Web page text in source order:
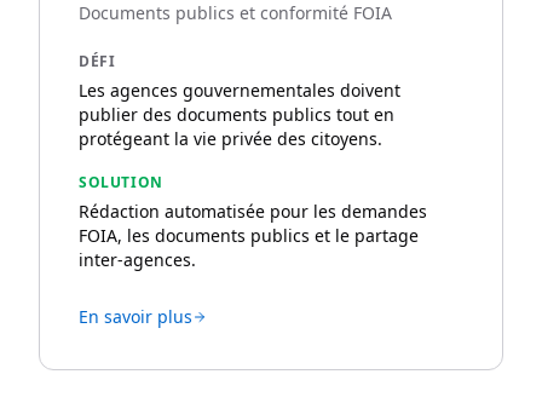
Documents publics et conformité FOIA
DÉFI
Les agences gouvernementales doivent
publier des documents publics tout en
protégeant la vie privée des citoyens.
SOLUTION
Rédaction automatisée pour les demandes
FOIA, les documents publics et le partage
inter-agences.
En savoir plus